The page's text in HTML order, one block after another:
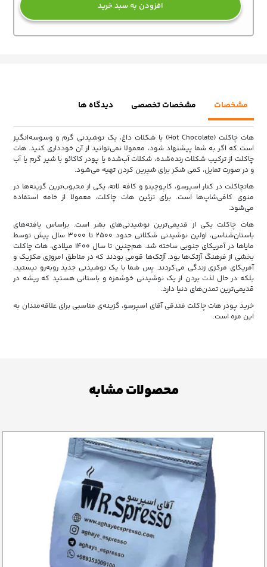
افزودن به سبد خرید
مشخصات مشخصات تخصصی دیدگاه ها
هات چاکلت (Hot Chocolate) یا شکلات داغ، یک نوشیدنی گرم و وسوسه‌انگیز
است که اگر به شما پیشنهاد شود، معمولا نمی‌توانید از آن خودداری کنید. هات
چاکلت از ترکیب شکلات رنده‌شده، شکلات آب‌شده یا پودر کاکائو با شیر گرم یا آب
و در صورت تمایل، کمی شکر برای شیرین کردن تهیه می‌شود.
هاتچاکلت در کنار اسپرسو، کاپوچینو و کافه لاته، یکی از محبوب‌ترین گزینه‌ها در
منوی کافی‌شاپ‌ها است. برای تزئین هات چاکلت، معمولا از خامه استفاده
می‌شود.
هات چاکلت یکی از قدیمی‌ترین نوشیدنی‌های بشر است. براساس یافته‌های
باستان‌شناسی، اولین نوشیدنی شکلاتی حدود ۲۵۰۰ تا ۳۰۰۰ سال پیش توسط
مایاها در آمریکای جنوبی ساخته شد. هم‌چنین تا سال ۱۴۰۰ میلادی، هات چاکلت
بخشی از فرهنگ آزتک‌ها بود. آزتک‌ها قومی بودند که در مناطق امروزی مکزیک و
آمریکای مرکزی زندگی می‌کردند. پس شما با یک نوشیدنی جدید روبه‌رو نیستید،
بلکه در حال لذت بردن از یک نوشیدنی خوشمزه و باستانی هستید که ریشه در
قدیمی‌ترین تمدن‌های دنیا دارد.
خرید پودر هات چاکلت فندقی آقای اسپرسو، گزینه‌ی مناسبی برای علاقه‌مندان به
این مزه است.
محصولات مشابه